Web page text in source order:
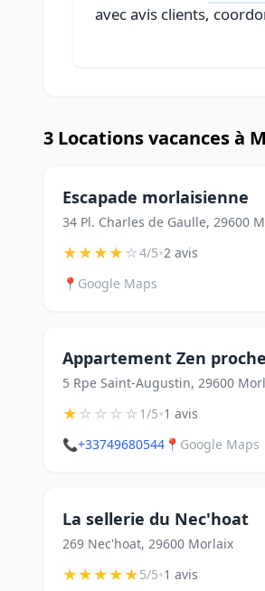
avec avis clients,
3 Locations vacances à
Escapade morlaisienne
34 Pl. Charles de Gaulle, 29600
★★★★☆4/5•2 avis
📍 Google Maps
Appartement Zen
5 Rpe Saint-Augustin, 29600
★☆☆☆☆1/5•1 avis
📞+33749680544 📍 Google Maps
La sellerie du Nec'hoat
269 Nec'hoat, 29600 Morlaix
★★★★★5/5•1 avis